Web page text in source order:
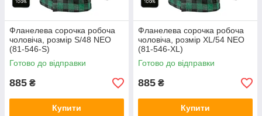
Фланелева сорочка робоча
чоловіча, розмір S/48 NEO
(81-546-S)
Готово до відправки
885 ₴
Купити
Фланелева сорочка робоча
чоловіча, розмір XL/54 NEO
(81-546-XL)
Готово до відправки
885 ₴
Купити